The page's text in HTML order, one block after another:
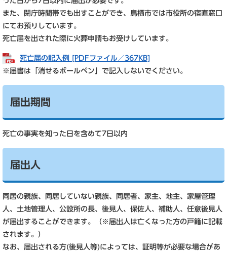
また、閉庁時間帯でも出すことができ、鳥栖市では市役所の宿直窓口
にてお預りしています。
死亡届を出された際に火葬申請もお受けしています。
死亡届の記入例 [PDFファイル／367KB]
※届書は「消せるボールペン」で記入しないでください。
届出期間
死亡の事実を知った日を含めて7日以内
届出人
同居の親族、同居していない親族、同居者、家主、地主、家屋管理
人、土地管理人、公設所の長、後見人、保佐人、補助人、任意後見人
が届出することができます。（※届出人は亡くなった方の戸籍に記載
されます。）
なお、届出される方(後見人等)によっては、証明等が必要な場合があ